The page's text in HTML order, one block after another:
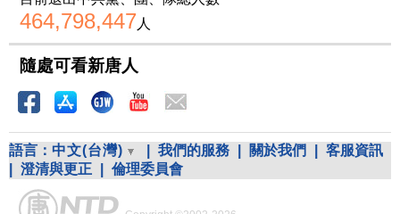
464,798,447人
隨處可看新唐人
語言： 中文(台灣) 我們的服務 關於我們
客服資訊
澄清與更正 倫理委員會